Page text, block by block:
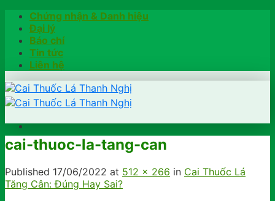
Skip
content
Chứng nhận & Danh hiệu
Đại lý
Báo chí
Tin tức
Liên hệ
Trang chủ
Khách hàng chia sẻ
Kiểm tra chính hãng
cai-thuoc-la-tang-can
Published 17/06/2022 at 512 × 266 in Cai Thuốc Lá
Tăng Cân: Đúng Hay Sai?